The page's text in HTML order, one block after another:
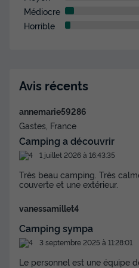
Médiocre
Horrible
Avis récents
annemarie59286
Gastes, France
Camping a découvrir
1 juillet 2026 à 16:43:35
Très beau camping. Très
couverte et une extérieur.
vanessamillet4
Camping sympa
3 septembre 2025 à 11:28:01
Le personnel est une équipe